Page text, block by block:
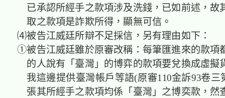
已承認所經手之款項涉及洗錢，已如前述，故
取之款項是詐欺所得，顯無可信。
⑷被告江威廷所辯不足採信，另有理由如下：
①被告江威廷雖於原審改稱：每筆匯進來的款項
的人說有「臺灣」的博弈的款項要兌換成虛擬
我這邊提供臺灣帳戶等語(原審110金訴93卷三
張其所經手之款項均係「臺灣」之博奕款，然